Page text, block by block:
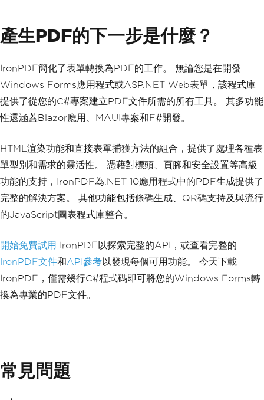
產生PDF的下一步是什麼？
IronPDF簡化了表單轉換為PDF的工作。 無論您是在開發
Windows Forms應用程式或ASP.NET Web表單，該程式庫
提供了從您的C#專案建立PDF文件所需的所有工具。 其多功能
性還涵蓋Blazor應用、MAUI專案和F#開發。
HTML渲染功能和直接表單捕獲方法的組合，提供了處理各種表
單型別和需求的靈活性。 憑藉對標頭、頁腳和安全設置等高級
功能的支持，IronPDF為.NET 10應用程式中的PDF生成提供了
完整的解決方案。 其他功能包括條碼生成、QR碼支持及與流行
的JavaScript圖表程式庫整合。
開始免費試用 IronPDF以探索完整的API，或查看完整的
IronPDF文件和API參考以發現每個可用功能。 今天下載
IronPDF，僅需幾行C#程式碼即可將您的Windows Forms轉
換為專業的PDF文件。
常見問題